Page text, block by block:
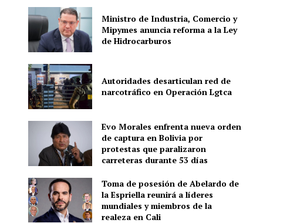
Ministro de Industria, Comercio y
Mipymes anuncia reforma a la Ley
de Hidrocarburos
Autoridades desarticulan red de
narcotráfico en Operación Lgtca
Evo Morales enfrenta nueva orden
de captura en Bolivia por
protestas que paralizaron
carreteras durante 53 días
Toma de posesión de Abelardo de
la Espriella reunirá a líderes
mundiales y miembros de la
realeza en Cali